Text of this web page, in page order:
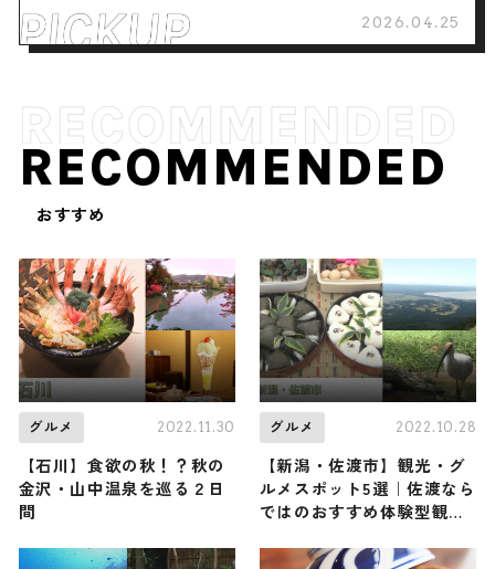
2026.04.25
RECOMMENDED
おすすめ
グルメ 2022.11.30
【石川】食欲の秋！？秋の
金沢・山中温泉を巡る２日
間
グルメ 2022.10.28
【新潟・佐渡市】観光・グ
ルメスポット5選｜佐渡なら
ではのおすすめ体験型観光